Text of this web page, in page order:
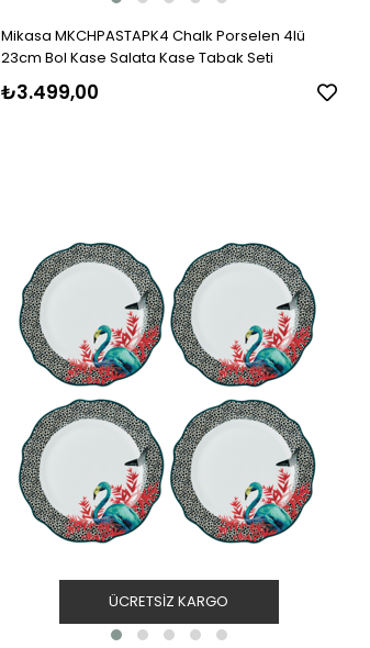
Mikasa MKCHPASTAPK4 Chalk Porselen 4lü
23cm Bol Kase Salata Kase Tabak Seti
₺3.499,00
ÜCRETSIZ KARGO